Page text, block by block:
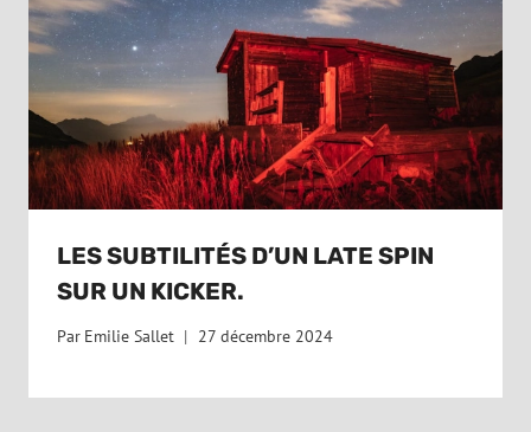
LES SUBTILITÉS D’UN LATE SPIN
SUR UN KICKER.
Par Emilie Sallet 27 décembre 2024